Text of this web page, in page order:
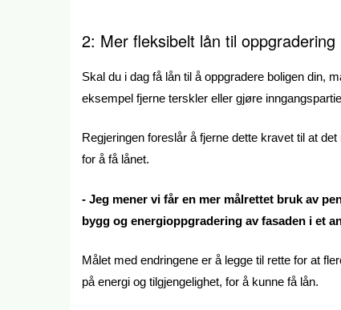
2: Mer fleksibelt lån til oppgradering
Skal du i dag få lån til å oppgradere boligen din,
eksempel fjerne terskler eller gjøre
Regjeringen foreslår å fjerne dette kravet til at
for å få lånet.
- Jeg mener vi får en mer målrettet bruk av
bygg og energioppgradering av fasaden i et
Målet med endringene er å legge til rette for at
på energi og tilgjengelighet, for å kunne få lån.